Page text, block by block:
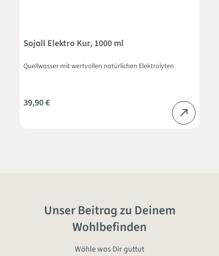
Sojall Elektro Kur, 1000 ml
Quellwasser mit wertvollen natürlichen Elektrolyten
39,90 €
Unser Beitrag zu Deinem
Wohlbefinden
Wähle was Dir guttut